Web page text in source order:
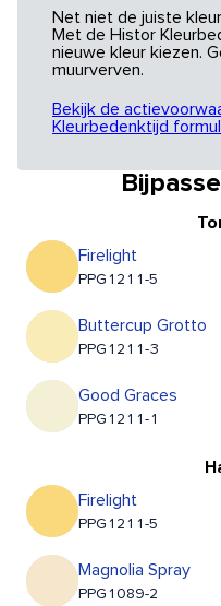
Net niet de juiste
Met de Histor
nieuwe kleur kiezen.
muurverven.
Bekijk de
Kleurbedenktijd
Firelight
PPG1211-5
Buttercup Grotto
PPG1211-3
Good Graces
PPG1211-1
Firelight
PPG1211-5
Magnolia Spray
PPG1089-2